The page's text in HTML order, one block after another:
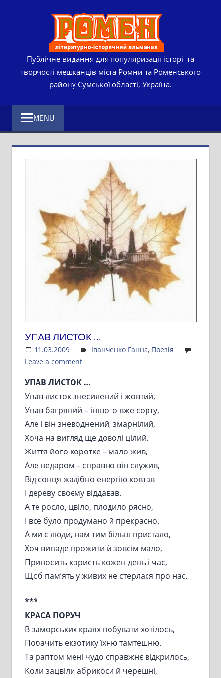
Публічне видання для популяризації історії та
творчості мешканців міста Ромни та Роменського
району Сумської області, Україна.
MENU
УПАВ ЛИСТОК …
11.03.2009 Admin
Іванченко Ганна, Поезія
Leave a comment
УПАВ ЛИСТОК …
Упав листок знесилений і жовтий,
Упав багряний – іншого вже сорту,
Але і він зневоднений, змарнілий,
Хоча на вигляд ще доволі цілий.
Життя його коротке – мало жив,
Але недаром – справно він служив,
Від сонця жадібно енергію ковтав
І дереву своєму віддавав.
А те росло, цвіло, плодило рясно,
І все було продумано й прекрасно.
А ми є люди, нам тим більш пристало,
Хоч випаде прожити й зовсім мало,
Приносить користь кожен день і час,
Щоб пам’ять у живих не стерлася про нас.
***
КРАСА ПОРУЧ
В заморських краях побувати хотілось,
Побачить екзотику їхню тамтешню.
Та раптом мені чудо справжнє відкрилось,
Коли зацвіли абрикоси й черешні,